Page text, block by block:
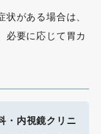
状がある場合は、
必要に応じて胃カ
・内視鏡クリニ